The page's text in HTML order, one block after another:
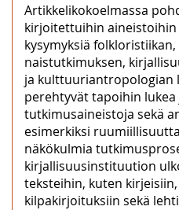
Artikkelikokoelmassa
kirjoitettuihin
kysymyksiä
naistutkimuksen,
ja kulttuuriantropologian
perehtyvät tapoihin
tutkimusaineistoja sekä
esimerkiksi
näkökulmia
kirjallisuusinstituution
teksteihin, kuten
kilpakirjoituksiin sekä